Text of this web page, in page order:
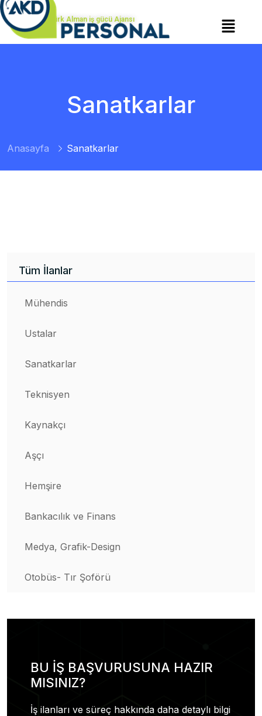
Türk Alman iş gücü Ajansı
Sanatkarlar
Anasayfa Sanatkarlar
Tüm İlanlar
Mühendis
Ustalar
Sanatkarlar
Teknisyen
Kaynakçı
Aşçı
Hemşire
Bankacılık ve Finans
Medya, Grafik-Design
Otobüs- Tır Şoförü
BU İŞ BAŞVURUSUNA HAZIR
MISINIZ?
İş ilanları ve süreç hakkında daha detaylı bilgi